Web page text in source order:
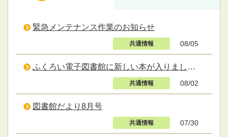
緊急メンテナンス作業のお知らせ
08/05
共通情報
ふくろい電子図書館に新しい本が入りました。
08/02
共通情報
図書館だより8月号
07/30
共通情報